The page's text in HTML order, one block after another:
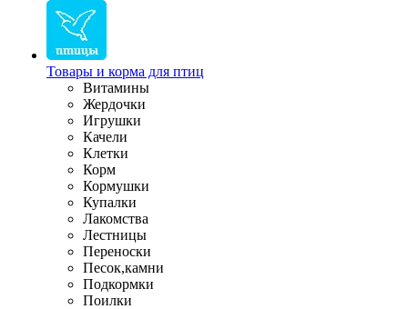
Товары и корма для птиц
Витамины
Жердочки
Игрушки
Качели
Клетки
Корм
Кормушки
Купалки
Лакомства
Лестницы
Переноски
Песок,камни
Подкормки
Поилки